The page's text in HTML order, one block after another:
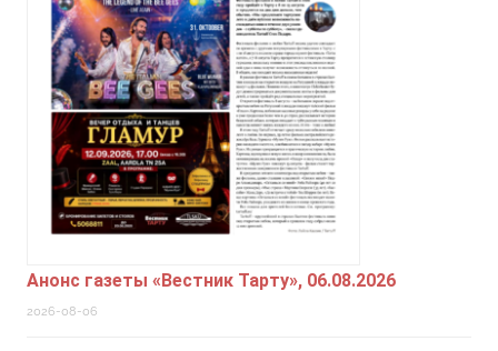
Анонс газеты «Вестник Тарту», 06.08.2026
2026-08-06